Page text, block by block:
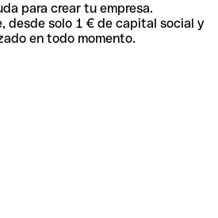
para crear tu empresa.
desde solo 1 € de capital social y
en todo momento.